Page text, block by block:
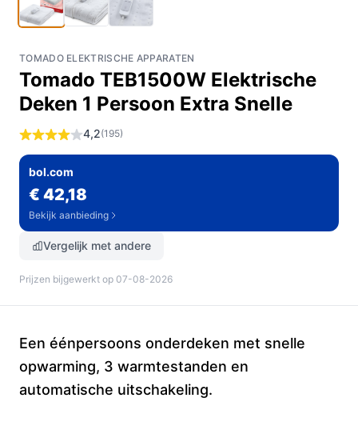
TOMADO ELEKTRISCHE APPARATEN
Tomado TEB1500W Elektrische
Deken 1 Persoon Extra Snelle
4,2(195)
bol.com
€ 42,18
Bekijk aanbieding
Vergelijk met andere
Prijzen bijgewerkt op 07-08-2026
Een éénpersoons onderdeken met snelle
opwarming, 3 warmtestanden en
automatische uitschakeling.